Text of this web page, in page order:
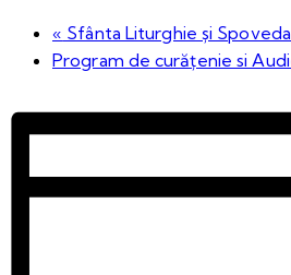
« Sfânta Liturghie și
Program de curățenie si